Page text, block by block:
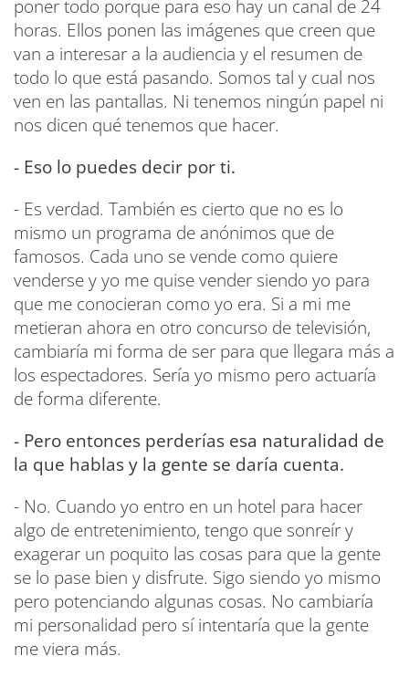
poner todo porque para eso hay un canal de 24
horas. Ellos ponen las imágenes que creen que
van a interesar a la audiencia y el resumen de
todo lo que está pasando. Somos tal y cual nos
ven en las pantallas. Ni tenemos ningún papel ni
nos dicen qué tenemos que hacer.
- Eso lo puedes decir por ti.
- Es verdad. También es cierto que no es lo
mismo un programa de anónimos que de
famosos. Cada uno se vende como quiere
venderse y yo me quise vender siendo yo para
que me conocieran como yo era. Si a mi me
metieran ahora en otro concurso de televisión,
cambiaría mi forma de ser para que llegara más a
los espectadores. Sería yo mismo pero actuaría
de forma diferente.
- Pero entonces perderías esa naturalidad de
la que hablas y la gente se daría cuenta.
- No. Cuando yo entro en un hotel para hacer
algo de entretenimiento, tengo que sonreír y
exagerar un poquito las cosas para que la gente
se lo pase bien y disfrute. Sigo siendo yo mismo
pero potenciando algunas cosas. No cambiaría
mi personalidad pero sí intentaría que la gente
me viera más.